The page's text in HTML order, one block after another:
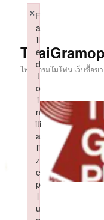
ไทยแกรมโมโฟน เว็บซื้อขา
F
a
il
e
d
t
o
i
n
iti
a
li
z
e
p
l
u
×